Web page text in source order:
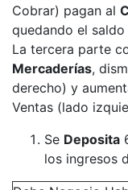
Cobrar) pagan al
quedando el saldo
La tercera parte
Mercaderías,
derecho) y
Ventas (lado
Se Deposita
los ingresos